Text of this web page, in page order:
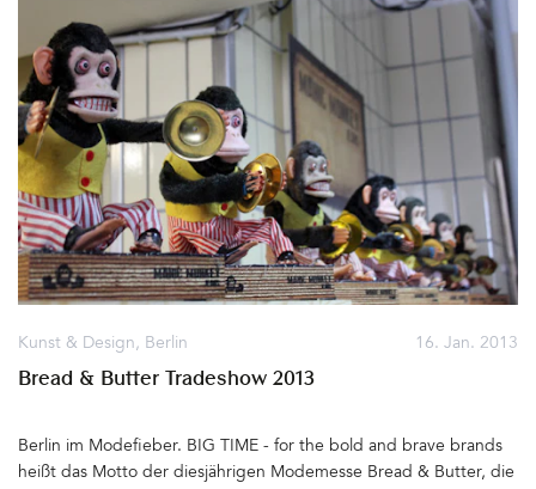
abends Party – dies und noch viel mehr steht auf dem Programm,
dazu Getränke von der Bar und ein knisterndes Feuer im Hof. Bei
Manolis Angelakis und Paris Koutsikos habe ich zwei geniale
Drucke erstanden. Eine Schrift-Grafik mit Tafellack und
fluoriszierender Farbe und eine gedruckt in Kupferfarbe. Tolle
Geschenke. Auf einem der Tische türmen sich Rollen mit
Klebebändern in allen Farben von Klebeland, die für Tape-Art
benutzt werden. Auf einem anderen stehen originelle Pop-up-
Bücher, Illus und Karten von Maike Biederstädt – besonders
schön. Berlin Ink zeigt Tattoo-Motive aus Japan von ‘Ryo'. Lars P.
Krauses Poster für die 'Berlin Graphic Days #1’ könnt Ihr als
Siebdruck und handsigniert vom Künstler erstehen. Es gibt noch
viel mehr zu sehen, fahrt einfach hin – ein schönes Kunst-Event…
Infos findet Ihr hier&hellip
16. Jan. 2013
Kunst & Design, Berlin
Bread & Butter Tradeshow 2013
Berlin im Modefieber. BIG TIME - for the bold and brave brands
heißt das Motto der diesjährigen Modemesse Bread & Butter, die